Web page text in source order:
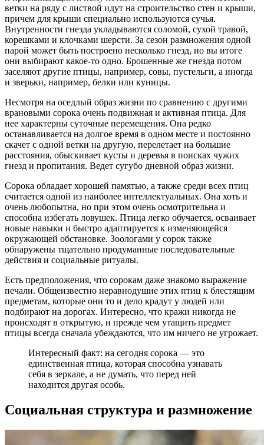
ветки на ряду с листвой идут на строительство стен и крыши,
причем для крыши специально используются сучья.
Внутренности гнезда укладываются соломой, сухой травой,
корешками и клочками шерсти. За сезон размножения одной
парой может быть построено несколько гнезд, но вы итоге
они выбирают какое-то одно. Брошенные же гнезда потом
заселяют другие птицы, например, совы, пустельги, а иногда
и зверьки, например, белки или куницы.
Несмотря на оседлый образ жизни по сравнению с другими
врановыми сорока очень подвижная и активная птица. Для
нее характерны суточные перемещения. Она редко
останавливается на долгое время в одном месте и постоянно
скачет с одной ветки на другую, перелетает на большие
расстояния, обыскивает кусты и деревья в поисках чужих
гнезд и пропитания. Ведет сугубо дневной образ жизни.
Сорока обладает хорошей памятью, а также среди всех птиц
считается одной из наиболее интеллектуальных. Она хоть и
очень любопытна, но при этом очень осмотрительна и
способна избегать ловушек. Птица легко обучается, осваивает
новые навыки и быстро адаптируется к изменяющейся
окружающей обстановке. Зоологами у сорок также
обнаружены тщательно продуманные последовательные
действия и социальные ритуалы.
Есть предположения, что сорокам даже знакомо выражение
печали. Общеизвестно неравнодушие этих птиц к блестящим
предметам, которые они то и дело крадут у людей или
подбирают на дорогах. Интересно, что кражи никогда не
происходят в открытую, и прежде чем утащить предмет
птицы всегда сначала убеждаются, что им ничего не угрожает.
Интересный факт: на сегодня сорока — это
единственная птица, которая способна узнавать
себя в зеркале, а не думать, что перед ней
находится другая особь.
Социальная структура и размножение